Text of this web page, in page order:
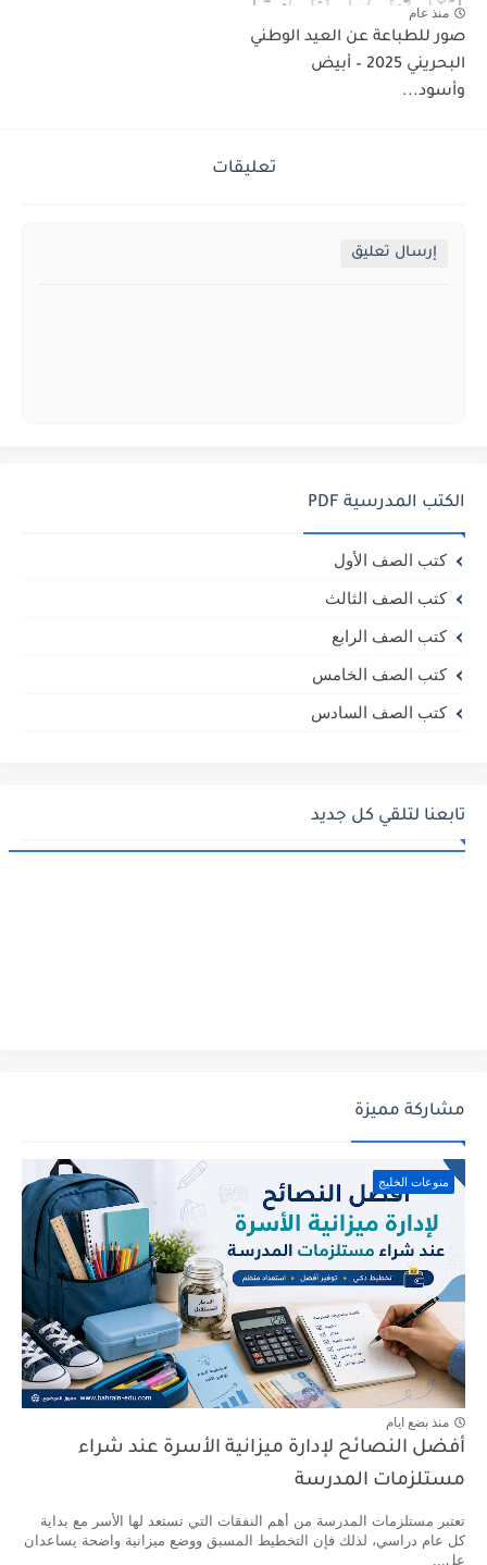
منذ عام
صور للطباعة عن العيد الوطني
البحريني 2025 – أبيض
وأسود...
تعليقات
إرسال تعليق
الكتب المدرسية PDF
كتب الصف الأول
كتب الصف الثالث
كتب الصف الرابع
كتب الصف الخامس
كتب الصف السادس
تابعنا لتلقي كل جديد
مشاركة مميزة
منوعات الخليج
منذ بضع ايام
أفضل النصائح لإدارة ميزانية الأسرة عند شراء
مستلزمات المدرسة
تعتبر مستلزمات المدرسة من أهم النفقات التي تستعد لها الأسر مع بداية
كل عام دراسي، لذلك فإن التخطيط المسبق ووضع ميزانية واضحة يساعدان
عل...